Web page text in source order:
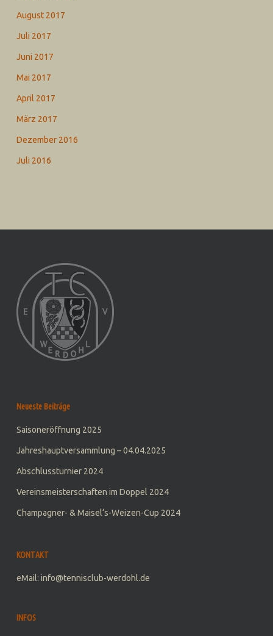
August 2017
Juli 2017
Juni 2017
Mai 2017
April 2017
März 2017
Dezember 2016
Juli 2016
Neueste Beiträge
Saisoneröffnung 2025
Jahreshauptversammlung – 04.04.2025
Abschlussturnier 2024
Vereinsmeisterschaften im Doppel 2024
Champagner- & Maisel‘s-Weizen-Cup 2024
KONTAKT
eMail: info@tennisclub-werdohl.de
INFOS